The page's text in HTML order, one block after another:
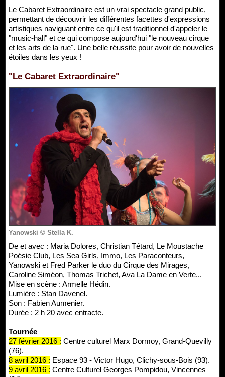
Le Cabaret Extraordinaire est un vrai spectacle grand public,
permettant de découvrir les différentes facettes d'expressions
artistiques naviguant entre ce qu'il est traditionnel d'appeler le
"music-hall" et ce qui compose aujourd'hui "le nouveau cirque
et les arts de la rue". Une belle réussite pour avoir de nouvelles
étoiles dans les yeux !
"Le Cabaret Extraordinaire"
Yanowski © Stella K.
De et avec : Maria Dolores, Christian Tétard, Le Moustache
Poésie Club, Les Sea Girls, Immo, Les Paraconteurs,
Yanowski et Fred Parker le duo du Cirque des Mirages,
Caroline Siméon, Thomas Trichet, Ava La Dame en Verte...
Mise en scène : Armelle Hédin.
Lumière : Stan Davenel.
Son : Fabien Aumenier.
Durée : 2 h 20 avec entracte.
Tournée
27 février 2016 : Centre culturel Marx Dormoy, Grand-Quevilly
(76).
8 avril 2016 : Espace 93 - Victor Hugo, Clichy-sous-Bois (93).
9 avril 2016 : Centre Culturel Georges Pompidou, Vincennes